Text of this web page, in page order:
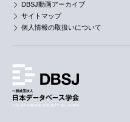
DBSJ動画アーカイブ
サイトマップ
個人情報の取扱いについて